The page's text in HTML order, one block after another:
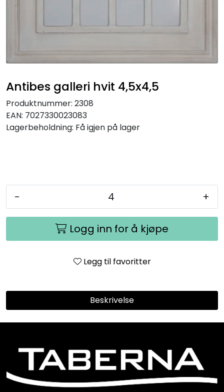
Antibes galleri hvit 4,5x4,5
Produktnummer: 2308
EAN: 7027330023083
Lagerbeholdning: Få igjen på lager
- +
Logg inn for å kjøpe
Legg til favoritter
Beskrivelse
Speil
Trykk av bilder/skilt og innramming
SOMMEROUTLET